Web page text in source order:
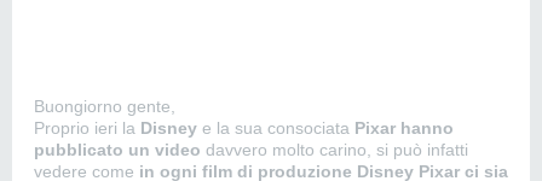
Buongiorno gente,
Proprio ieri la Disney e la sua consociata Pixar hanno
pubblicato un video davvero molto carino, si può infatti
vedere come in ogni film di produzione Disney Pixar ci sia